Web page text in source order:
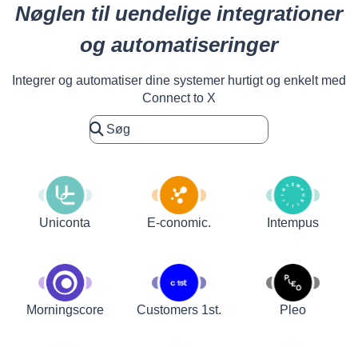
Nøglen til uendelige integrationer
og automatiseringer
Integrer og automatiser dine systemer hurtigt og enkelt med
Connect to X
Uniconta E-conomic. Intempus
Morningscore Customers 1st. Pleo